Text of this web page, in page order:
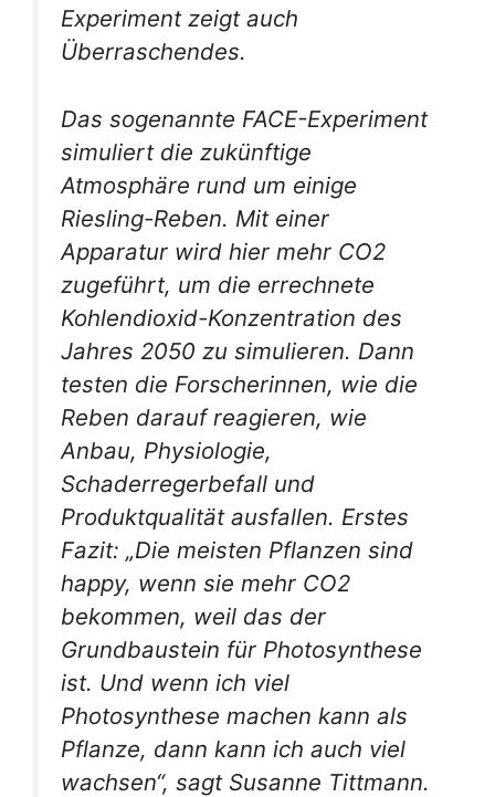
Experiment zeigt auch
Überraschendes.
Das sogenannte FACE-Experiment
simuliert die zukünftige
Atmosphäre rund um einige
Riesling-Reben. Mit einer
Apparatur wird hier mehr CO2
zugeführt, um die errechnete
Kohlendioxid-Konzentration des
Jahres 2050 zu simulieren. Dann
testen die Forscherinnen, wie die
Reben darauf reagieren, wie
Anbau, Physiologie,
Schaderregerbefall und
Produktqualität ausfallen. Erstes
Fazit: „Die meisten Pflanzen sind
happy, wenn sie mehr CO2
bekommen, weil das der
Grundbaustein für Photosynthese
ist. Und wenn ich viel
Photosynthese machen kann als
Pflanze, dann kann ich auch viel
wachsen“, sagt Susanne Tittmann.